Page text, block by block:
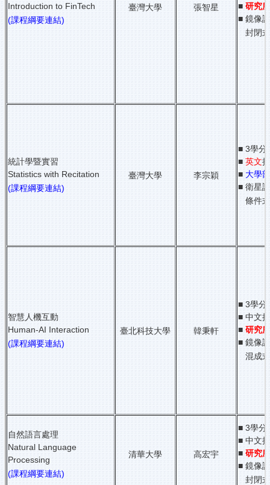
Introduction to FinTech
(課程綱要連結)
臺灣大學 張智星
■ 研究
■ 鏡像
封閉
統計學暨實習
Statistics with Recitation
(課程綱要連結)
臺灣大學 李宗穎
■ 3學分
■ 英文
■ 大學
■ 衛星
條件
智慧人機互動
Human-AI Interaction
(課程綱要連結)
臺北科技大學 韓秉軒
■ 3學分
■ 中文
■ 研究
■ 鏡像
混成
自然語言處理
Natural Language
Processing
(課程綱要連結)
清華大學 高宏宇
■ 3學分
■ 中文
■ 研究
■ 鏡像
封閉